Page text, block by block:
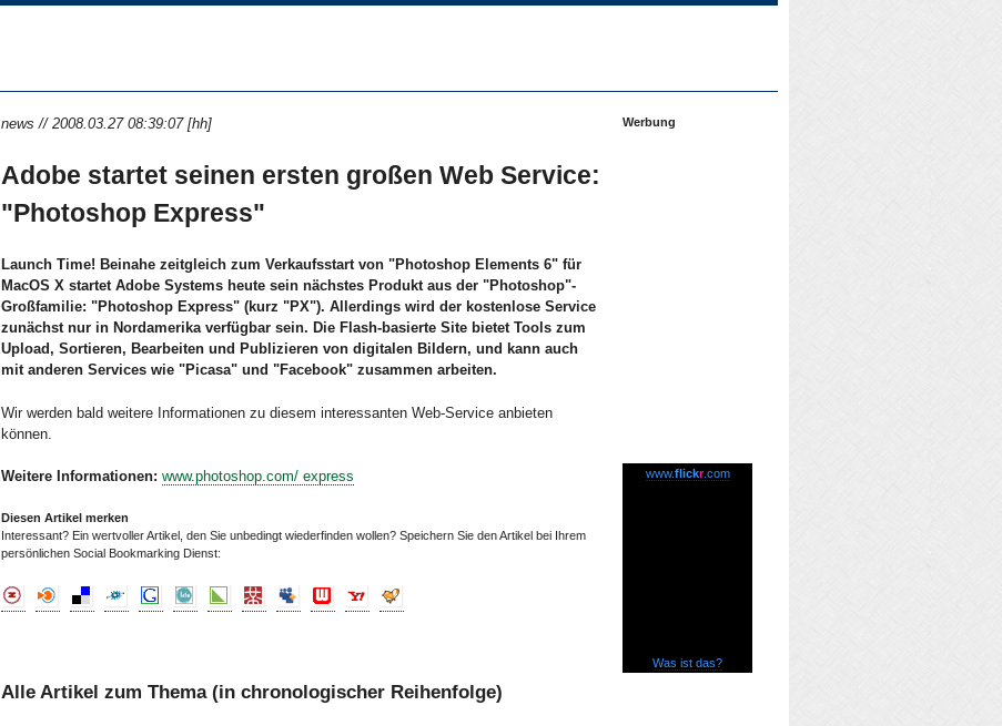
news // 2008.03.27 08:39:07 [hh]
Adobe startet seinen ersten großen Web Service:
"Photoshop Express"
Launch Time! Beinahe zeitgleich zum Verkaufsstart von "Photoshop Elements 6" für
MacOS X startet Adobe Systems heute sein nächstes Produkt aus der "Photoshop"-
Großfamilie: "Photoshop Express" (kurz "PX"). Allerdings wird der kostenlose Service
zunächst nur in Nordamerika verfügbar sein. Die Flash-basierte Site bietet Tools zum
Upload, Sortieren, Bearbeiten und Publizieren von digitalen Bildern, und kann auch
mit anderen Services wie "Picasa" und "Facebook" zusammen arbeiten.
Wir werden bald weitere Informationen zu diesem interessanten Web-Service anbieten
können.
Weitere Informationen: www.photoshop.com/ express
Diesen Artikel merken
Interessant? Ein wertvoller Artikel, den Sie unbedingt wiederfinden wollen? Speichern Sie den Artikel bei Ihrem
persönlichen Social Bookmarking Dienst:
Alle Artikel zum Thema (in chronologischer Reihenfolge)
Werbung
www.flickr.com
Was ist das?